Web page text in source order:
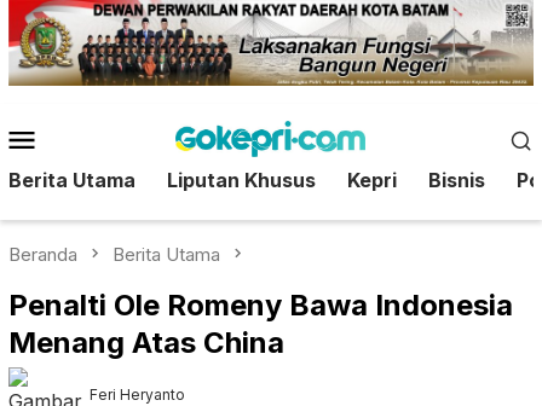
Loncat
ke
konten
Mobile
Berita Utama Liputan Khusus Kepri Bisnis
Beranda Berita Utama
Penalti Ole Romeny Bawa Indonesia
Menang Atas China
Feri Heryanto